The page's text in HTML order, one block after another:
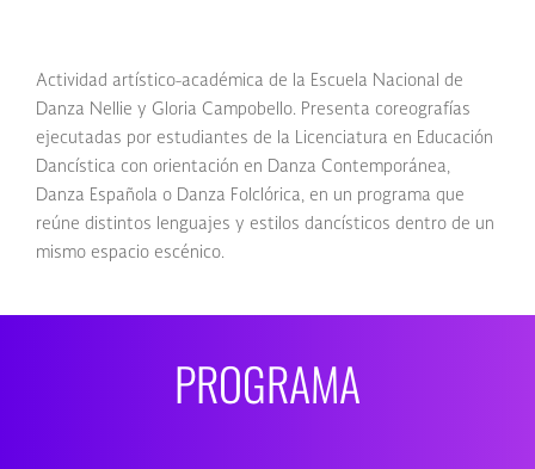
Actividad artístico-académica de la Escuela Nacional de
Danza Nellie y Gloria Campobello. Presenta coreografías
ejecutadas por estudiantes de la Licenciatura en Educación
Dancística con orientación en Danza Contemporánea,
Danza Española o Danza Folclórica, en un programa que
reúne distintos lenguajes y estilos dancísticos dentro de un
mismo espacio escénico.
PROGRAMA